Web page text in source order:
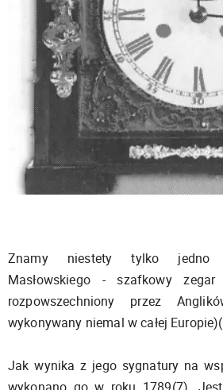
Znamy niestety tylko jedno
Masłowskiego - szafkowy
rozpowszechniony przez
wykonywany niemal w całej
Jak wynika z jego sygnatury na